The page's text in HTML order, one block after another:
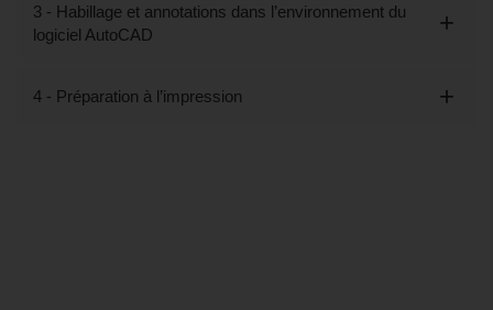
3 - Habillage et annotations dans l’environnement du
logiciel AutoCAD
4 - Préparation à l’impression